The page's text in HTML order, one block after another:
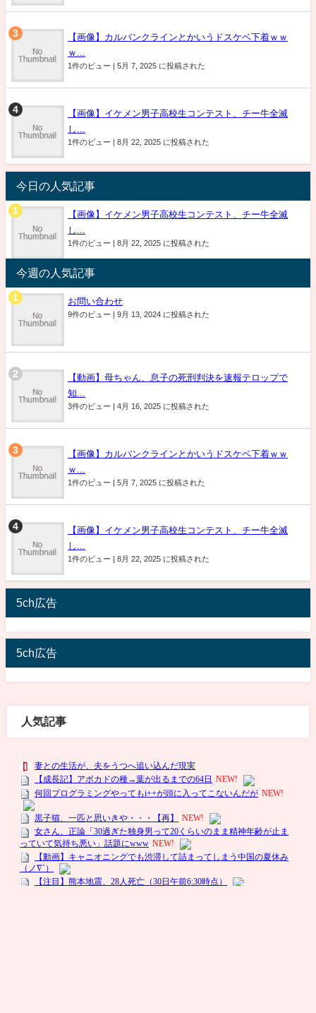
【画像】カルバンクラインとかいうドスケベ下着ｗｗ
ｗ...
1件のビュー 5月 7, 2025 に投稿された
【画像】イケメン男子高校生コンテスト、チー牛全滅
し...
1件のビュー 8月 22, 2025 に投稿された
今日の人気記事
【画像】イケメン男子高校生コンテスト、チー牛全滅
し...
1件のビュー 8月 22, 2025 に投稿された
今週の人気記事
お問い合わせ
9件のビュー 9月 13, 2024 に投稿された
【動画】母ちゃん、息子の死刑判決を速報テロップで
知...
3件のビュー 4月 16, 2025 に投稿された
【画像】カルバンクラインとかいうドスケベ下着ｗｗ
ｗ...
1件のビュー 5月 7, 2025 に投稿された
【画像】イケメン男子高校生コンテスト、チー牛全滅
し...
1件のビュー 8月 22, 2025 に投稿された
5ch広告
5ch広告
人気記事